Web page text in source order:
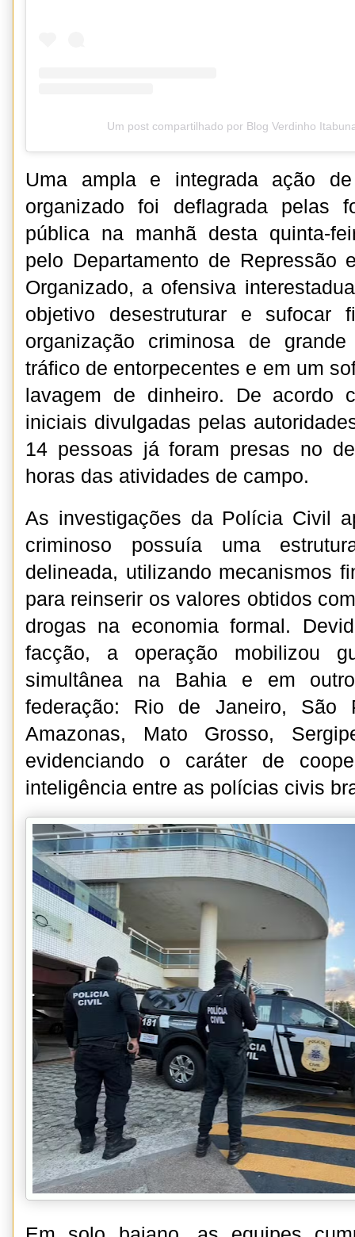
Um post compartilhado por Blog Verdinho
Uma ampla e integrada ação
organizado foi deflagrada pelas
pública na manhã desta quinta-
pelo Departamento de Repressão
Organizado, a ofensiva
objetivo desestruturar e sufocar
organização criminosa de
tráfico de entorpecentes e em um
lavagem de dinheiro. De acordo
iniciais divulgadas pelas
14 pessoas já foram presas no
horas das atividades de campo.
As investigações da Polícia Civil
criminoso possuía uma
delineada, utilizando mecanismos
para reinserir os valores obtidos
drogas na economia formal.
facção, a operação mobilizou
simultânea na Bahia e em
federação: Rio de Janeiro, São
Amazonas, Mato Grosso,
evidenciando o caráter de
inteligência entre as polícias civis